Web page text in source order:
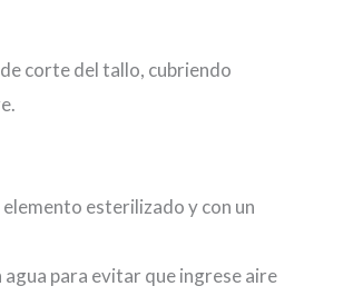
corte del tallo, cubriendo
esterilizado y con un
para evitar que ingrese aire